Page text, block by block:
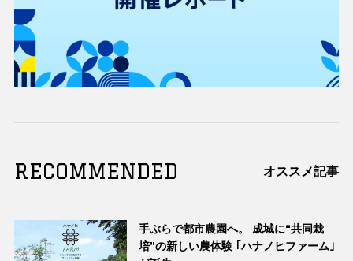
RECOMMENDED オススメ記事
手ぶらで都市農園へ。 成城に“共同栽
培”の新しい農体験 ｢ハナノヒファーム｣